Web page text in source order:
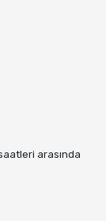
arasında